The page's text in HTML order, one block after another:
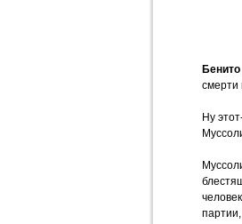
смерти
Ну